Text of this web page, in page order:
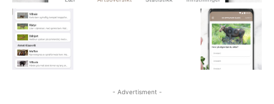
- Advertisment -